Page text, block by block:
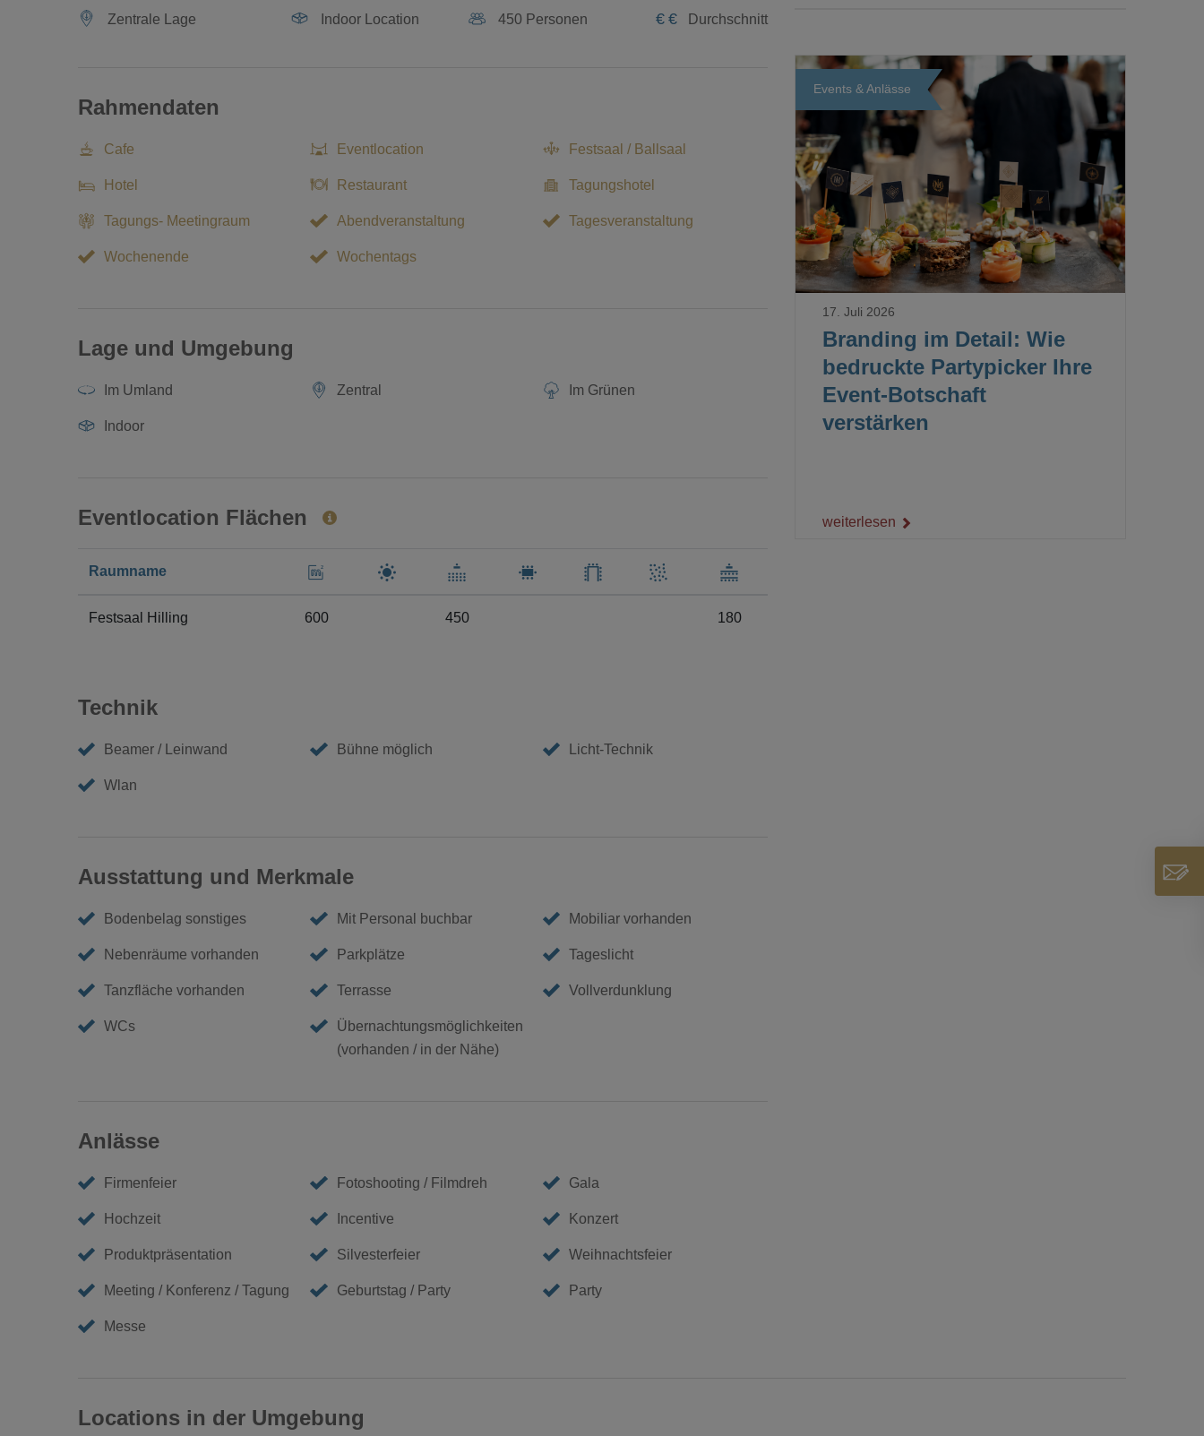
Zentrale Lage Indoor Location 450 Personen € € Durchschnitt
Rahmendaten
Cafe Eventlocation Festsaal / Ballsaal
Hotel Restaurant Tagungshotel
Tagungs- Meetingraum Abendveranstaltung Tagesveranstaltung
Wochenende Wochentags
Lage und Umgebung
Im Umland Zentral Im Grünen
Indoor
Eventlocation Flächen
Raumname
Festsaal Hilling 600 450 180
Technik
Beamer / Leinwand Bühne möglich Licht-Technik
Wlan
Ausstattung und Merkmale
Bodenbelag sonstiges Mit Personal buchbar Mobiliar vorhanden
Nebenräume vorhanden Parkplätze Tageslicht
Tanzfläche vorhanden Terrasse Vollverdunklung
WCs
Übernachtungsmöglichkeiten
(vorhanden / in der Nähe)
Anlässe
Firmenfeier Fotoshooting / Filmdreh Gala
Hochzeit Incentive Konzert
Produktpräsentation Silvesterfeier Weihnachtsfeier
Meeting / Konferenz / Tagung Geburtstag / Party Party
Messe
Events & Anlässe
Loading...
Branding im Detail: Wie
bedruckte Partypicker Ihre
Event-Botschaft
verstärken
17. Juli 2026
weiterlesen
Locations in der Umgebung